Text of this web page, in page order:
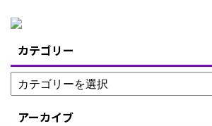
カテゴリー
アーカイブ